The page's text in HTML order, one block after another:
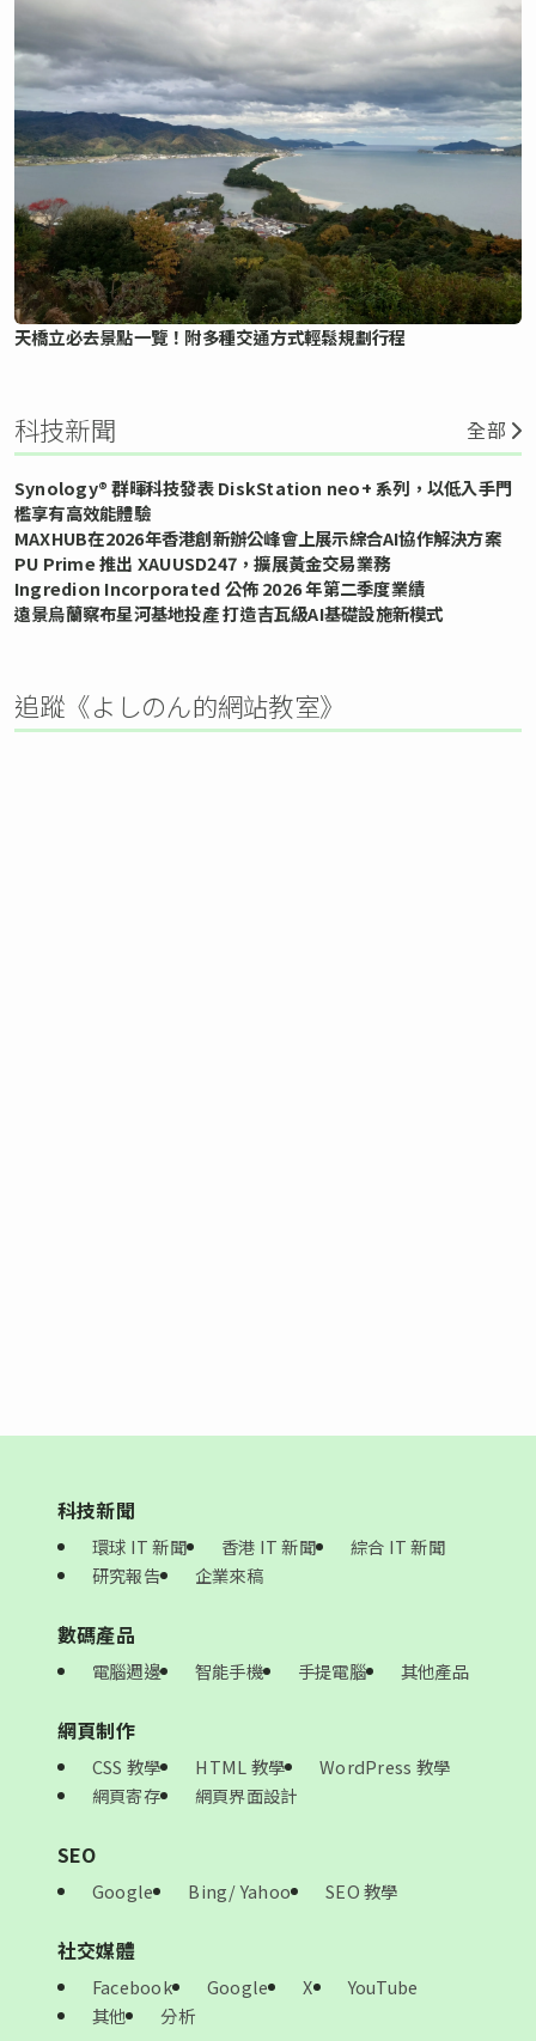
天橋立必去景點一覽！附多種交通方式輕鬆規劃行程
科技新聞 全部
Synology® 群暉科技發表 DiskStation neo+ 系列，以低入手門
檻享有高效能體驗
MAXHUB在2026年香港創新辦公峰會上展示綜合AI協作解決方案
PU Prime 推出 XAUUSD247，擴展黃金交易業務
Ingredion Incorporated 公佈 2026 年第二季度業績
遠景烏蘭察布星河基地投產 打造吉瓦級AI基礎設施新模式
追蹤《よしのん的網站教室》
科技新聞
環球 IT 新聞 香港 IT 新聞
綜合 IT 新聞
研究報告
企業來稿
數碼產品
電腦週邊 智能手機 手提電腦 其他產品
網頁制作
CSS 教學 HTML 教學
WordPress 教學
網頁寄存
網頁界面設計
SEO
Google Bing/ Yahoo SEO 教學
社交媒體
Facebook Google X
YouTube
其他
分析